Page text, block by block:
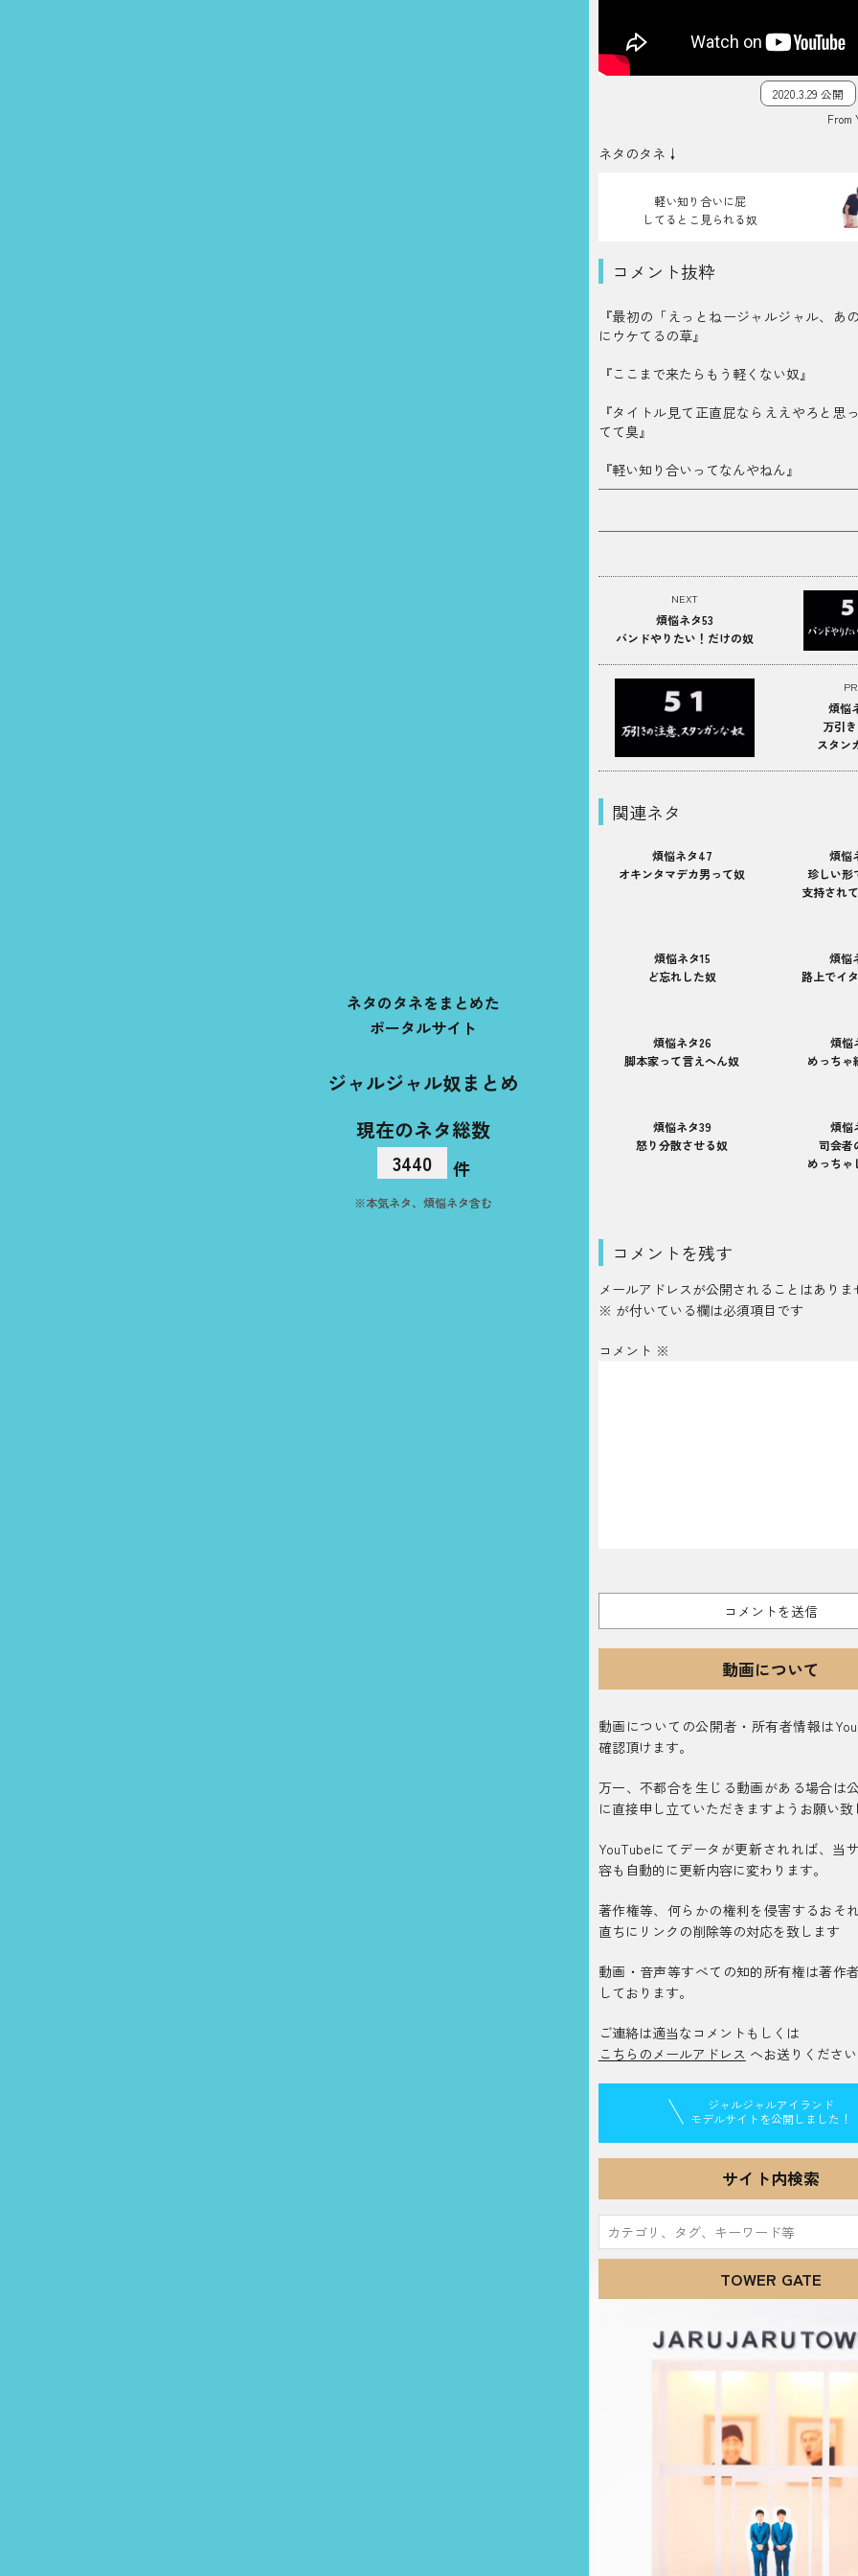
ジャルジャル奴まとめ
現在のネタ総数
3440
件
※本気ネタ、煩悩ネタ含む
ネタのタネをまとめた
ポータルサイト
2020.3.29 公開
From
ネタのタネ↓
軽い知り合いに屁
してるとこ見られる奴
コメント抜粋
『最初の「えっとねージャルジャル、あ
にウケてるの草』
『ここまで来たらもう軽くない奴』
『タイトル見て正直屁ならええやろと思
てて臭』
『軽い知り合いってなんやねん』
煩悩
万引
スタン
NEXT
煩悩ネタ53
バンドやりたい！だけの奴
関連ネタ
煩悩ネタ47
オキンタマデカ男って奴
煩悩
珍しい形
支持され
煩悩ネタ15
ど忘れした奴
煩悩
路上でイ
煩悩ネタ26
脚本家って言えへん奴
煩悩
めっちゃ
煩悩ネタ39
怒り分散させる奴
煩悩
司会者
めっちゃ
コメントを残す
メールアドレスが公開されることはありま
※ が付いている欄は必須項目です
コメント ※
動画について
動画についての公開者・所有者情報は
確認頂けます。
万一、不都合を生じる動画がある場合は
に直接申し立ていただきますようお願い致
YouTubeにてデータが更新されれば、当
容も自動的に更新内容に変わります。
著作権等、何らかの権利を侵害するおそ
直ちにリンクの削除等の対応を致します
動画・音声等すべての知的所有権は著作
しております。
ご連絡は適当なコメントもしくは
こちらのメールアドレス へお送りくださ
ジャルジャルアイランド
モデルサイトを公開しました！
サイト内検索
索:
TOWER GATE